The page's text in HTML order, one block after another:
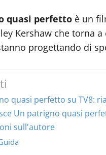
quasi perfetto è un
Kershaw che torna
progettando di
quasi perfetto su TV8:
Un patrigno quasi
sull'autore